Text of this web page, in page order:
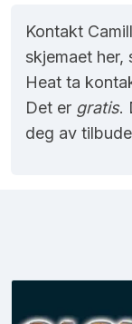
Kontakt
skjemaet her,
Heat ta
Det er gratis.
deg av